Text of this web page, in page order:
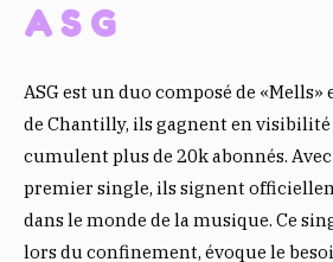
ASG
ASG est un duo composé de
de Chantilly, ils gagnent en visibilité
cumulent plus de 20k abonnés.
premier single, ils signent
dans le monde de la musique. Ce
lors du confinement, évoque le